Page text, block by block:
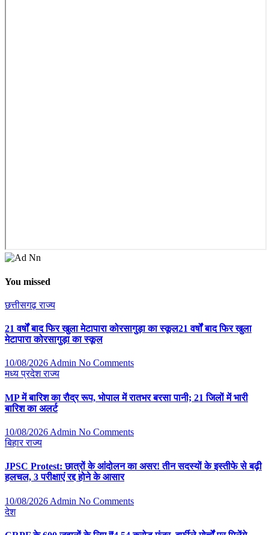
You missed
छत्तीसगढ़राज्य
21 वर्षों बाद फिर खुला मेटापारा कोरसागुड़ा का स्कूल21 वर्षों बाद फिर खुला
मेटापारा कोरसागुड़ा का स्कूल
10/08/2026Admin No Comments
मध्य प्रदेशराज्य
MP में बारिश का रौद्र रूप, भोपाल में रातभर बरसा पानी; 21 जिलों में भारी
बारिश का अलर्ट
10/08/2026 Admin No Comments
बिहारराज्य
JPSC Protest: छात्रों के आंदोलन का असर! तीन सदस्यों के इस्तीफे से बढ़ी
हलचल, 3 परीक्षाएं रद्द होने के आसार
10/08/2026 Admin No Comments
देश